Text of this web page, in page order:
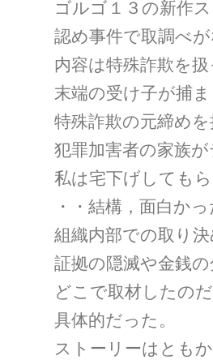
ゴルゴ１３の新作
認め事件で取調べ
内容は特殊詐欺を扱
末端の受け子が捕
特殊詐欺の元締め
犯罪加害者の家族
私は宅下げしてもら
・・結構，面白かっ
組織内部での取り決
証拠の隠滅や金銭の
どこで取材したの
具体的だった。
ストーリーはともか